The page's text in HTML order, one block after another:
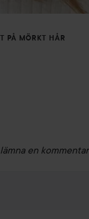
PÅ MÖRKT HÅR
en kommentar